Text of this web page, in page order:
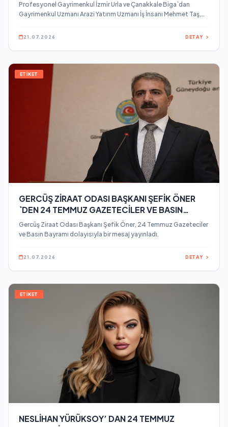
Profesyonel Gayrimenkul İzmir Urla ve Çanakkale Biga`dan
Gayrimenkul Uzmanı Arazi Yatırım Uzmanı İş İnsanı Mehmet Taş,
yayınladı.
21.07.2026 DETAY
ETİKET
GERCÜŞ ZİRAAT ODASI BAŞKANI ŞEFİK ÖNER
`DEN 24 TEMMUZ GAZETECİLER VE BASIN
BAYRAMI MESAJI
Gercüş Ziraat Odası Başkanı Şefik Öner, 24 Temmuz Gazeteciler
ve Basın Bayramı dolayısıyla bir mesaj yayınladı.
21.07.2026 DETAY
ETİKET
NESLİHAN YÜRÜKSOY’ DAN 24 TEMMUZ